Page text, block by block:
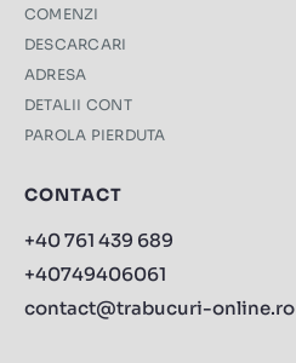
COMENZI
DESCARCARI
ADRESA
DETALII CONT
PAROLA PIERDUTA
CONTACT
+40 761 439 689
+40749406061
contact@trabucuri-online.ro